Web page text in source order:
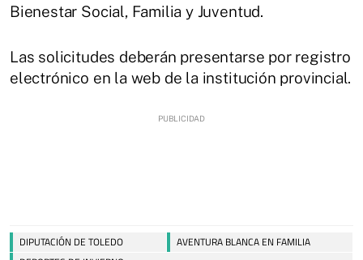
Bienestar Social, Familia y Juventud.
Las solicitudes deberán presentarse por registro
electrónico en la web de la institución provincial.
DIPUTACIÓN DE TOLEDO
AVENTURA BLANCA EN FAMILIA